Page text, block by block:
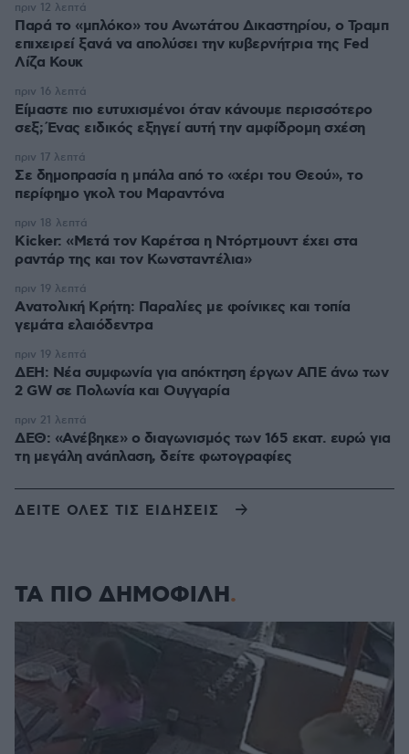
Παρά το «μπλόκο» του Ανωτάτου Δικαστηρίου, ο Τραμπ
επιχειρεί ξανά να απολύσει την κυβερνήτρια της Fed
Λίζα Κουκ
πριν 12 λεπτά
Είμαστε πιο ευτυχισμένοι όταν κάνουμε περισσότερο
σεξ; Ένας ειδικός εξηγεί αυτή την αμφίδρομη σχέση
πριν 16 λεπτά
Σε δημοπρασία η μπάλα από το «χέρι του Θεού», το
περίφημο γκολ του Μαραντόνα
πριν 17 λεπτά
Kicker: «Μετά τον Καρέτσα η Ντόρτμουντ έχει στα
ραντάρ της και τον Κωνσταντέλια»
πριν 18 λεπτά
Aνατολική Κρήτη: Παραλίες με φοίνικες και τοπία
γεμάτα ελαιόδεντρα
πριν 19 λεπτά
ΔΕΗ: Νέα συμφωνία για απόκτηση έργων ΑΠΕ άνω των
2 GW σε Πολωνία και Ουγγαρία
πριν 19 λεπτά
ΔΕΘ: «Ανέβηκε» ο διαγωνισμός των 165 εκατ. ευρώ για
τη μεγάλη ανάπλαση, δείτε φωτογραφίες
πριν 21 λεπτά
ΔΕΙΤΕ ΟΛΕΣ ΤΙΣ ΕΙΔΗΣΕΙΣ
ΤΑ ΠΙΟ ΔΗΜΟΦΙΛΗ